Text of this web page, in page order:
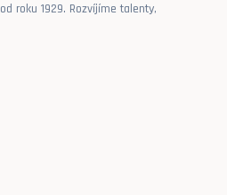
roku 1929. Rozvíjíme talenty,